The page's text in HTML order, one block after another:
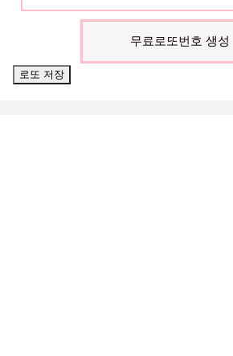
무료로또번호 생성
로또 저장